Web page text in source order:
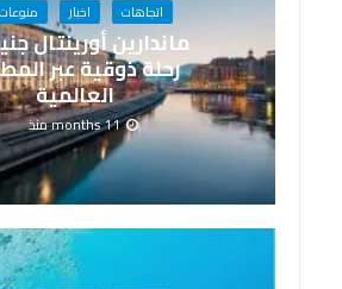
اتجاهات اخبار منوعات
ماندارين أورينتال
رحلة ذوقية عبر
العالمية
11 months منذ